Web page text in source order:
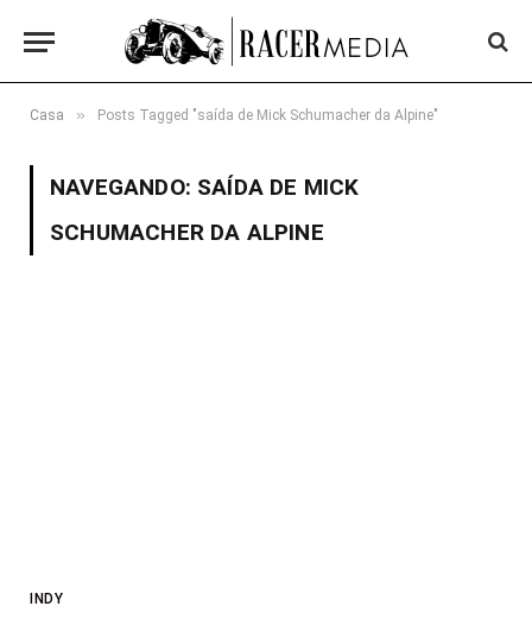
Casa » Posts Tagged "saída de Mick Schumacher da Alpine"
NAVEGANDO: SAÍDA DE MICK
SCHUMACHER DA ALPINE
INDY